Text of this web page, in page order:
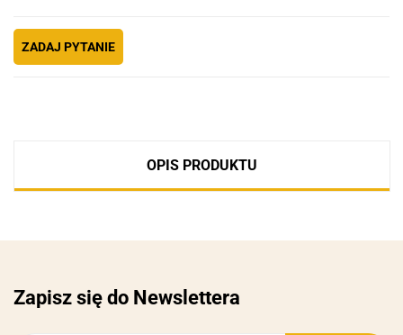
ZADAJ PYTANIE
OPIS PRODUKTU
Zapisz się do Newslettera